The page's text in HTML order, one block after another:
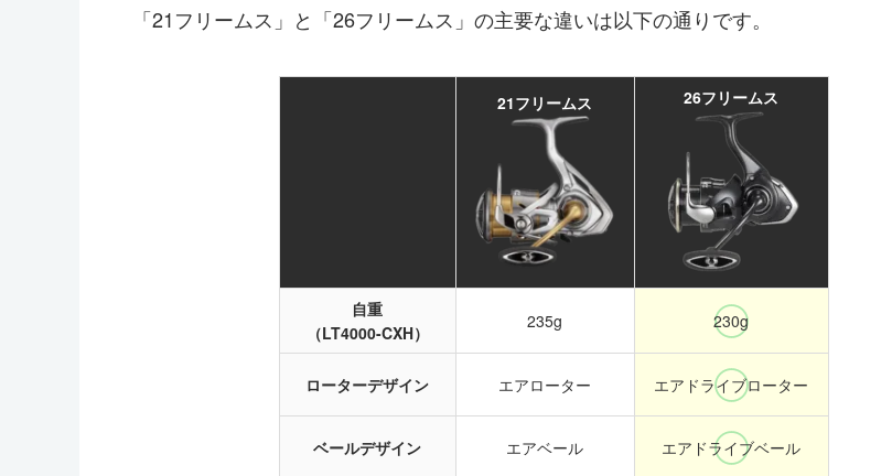
「21フリームス」と「26フリームス」の主要な違いは以下の通りです。
21フリームス 26フリームス
自重
（LT4000-CXH）
235g 230g
ローターデザイン エアローター エアドライブローター
ベールデザイン エアベール エアドライブベール